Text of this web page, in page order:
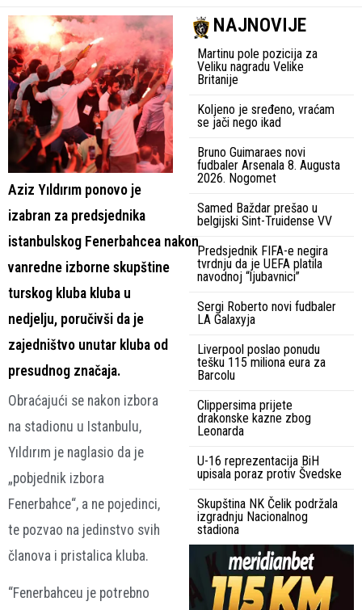
Aziz Yıldırım ponovo je
izabran za predsjednika
istanbulskog Fenerbahcea nakon
vanredne izborne skupštine
turskog kluba kluba u
nedjelju, poručivši da je
zajedništvo unutar kluba od
presudnog značaja.
Obraćajući se nakon izbora
na stadionu u Istanbulu,
Yıldırım je naglasio da je
„pobjednik izbora
Fenerbahce“, a ne pojedinci,
te pozvao na jedinstvo svih
članova i pristalica kluba.
“Fenerbahceu je potrebno
NAJNOVIJE
Martinu pole pozicija za
Veliku nagradu Velike
Britanije
Koljeno je sređeno, vraćam
se jači nego ikad
Bruno Guimaraes novi
fudbaler Arsenala 8. Augusta
2026. Nogomet
Samed Baždar prešao u
belgijski Sint-Truidense VV
Predsjednik FIFA-e negira
tvrdnju da je UEFA platila
navodnoj “ljubavnici”
Sergi Roberto novi fudbaler
LA Galaxyja
Liverpool poslao ponudu
tešku 115 miliona eura za
Barcolu
Clippersima prijete
drakonske kazne zbog
Leonarda
U-16 reprezentacija BiH
upisala poraz protiv Švedske
Skupština NK Čelik podržala
izgradnju Nacionalnog
stadiona